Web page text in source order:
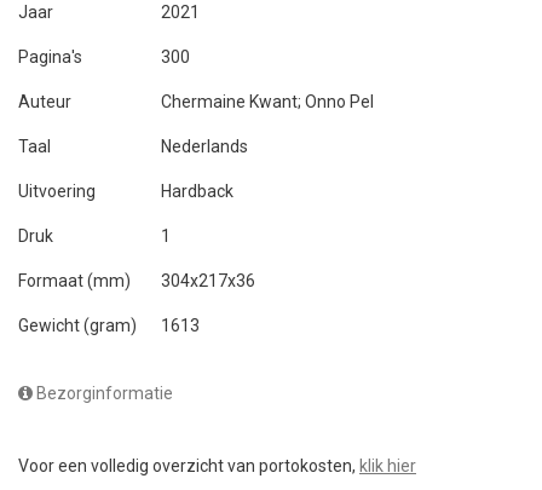
Jaar 2021
Pagina's 300
Auteur Chermaine Kwant; Onno Pel
Taal Nederlands
Uitvoering Hardback
Druk 1
Formaat (mm) 304x217x36
Gewicht (gram) 1613
Bezorginformatie
Voor een volledig overzicht van portokosten, klik hier